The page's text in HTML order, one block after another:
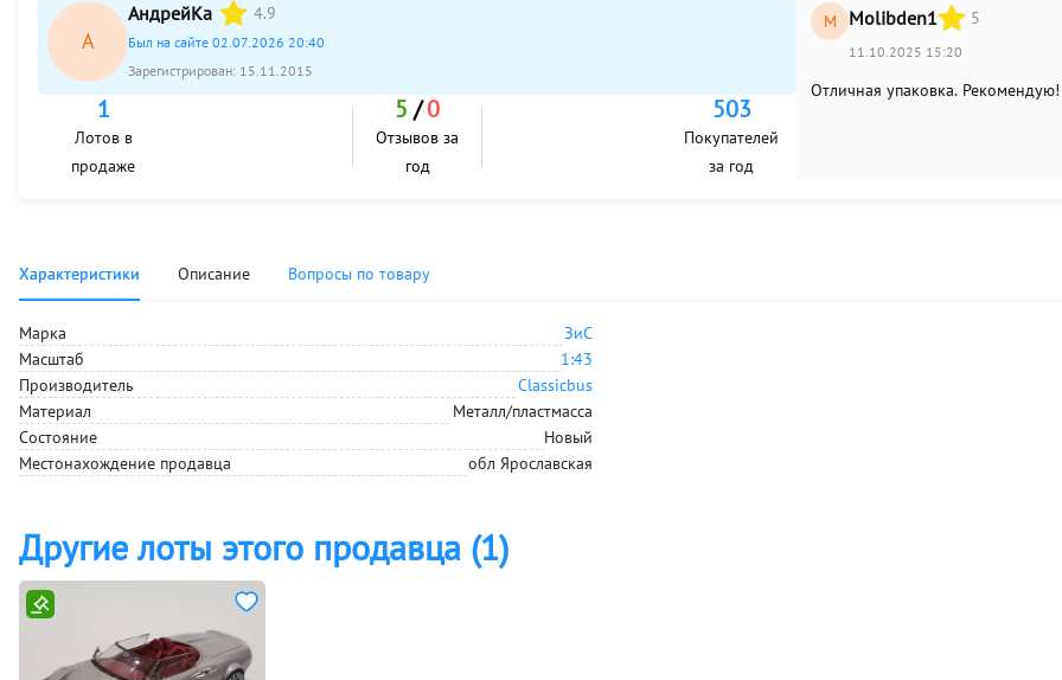
А
АндрейКа 4.9
Был на сайте 02.07.2026 20:40
Зарегистрирован: 15.11.2015
1
Лотов в
продаже
5 /0
Отзывов за
год
503
Покупателей
за год
M Molibden1 5
11.10.2025 15:20
Отличная упаковка. Рекомендую!
Характеристики Описание Вопросы по товару
Марка
ЗиС
Масштаб
1:43
Производитель
Classicbus
Материал
Металл/пластмасса
Состояние
Новый
Местонахождение продавца обл Ярославская
Другие лоты этого продавца (1)